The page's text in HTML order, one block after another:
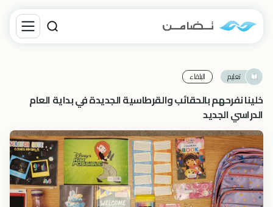
تعليم البلقاء‎
خلينا نفرحهم بالحقائب والقرطاسية الجديدة في بداية العام
الدراسي الجديد